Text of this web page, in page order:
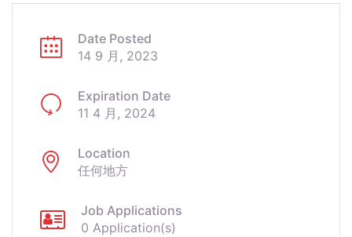
Date Posted
14 9 月, 2023
Expiration Date
11 4 月, 2024
Location
任何地方
Job Applications
0 Application(s)